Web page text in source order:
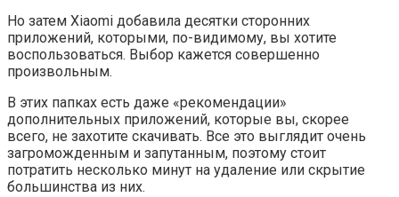
Но затем Xiaomi добавила десятки сторонних
приложений, которыми, по-видимому, вы хотите
воспользоваться. Выбор кажется совершенно
произвольным.
В этих папках есть даже «рекомендации»
дополнительных приложений, которые вы, скорее
всего, не захотите скачивать. Все это выглядит очень
загроможденным и запутанным, поэтому стоит
потратить несколько минут на удаление или скрытие
большинства из них.